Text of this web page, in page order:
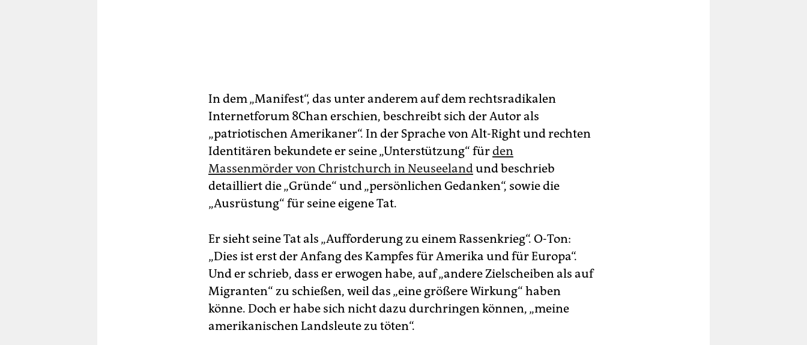
In dem „Manifest“, das unter anderem auf dem rechtsradikalen
Internetforum 8Chan erschien, beschreibt sich der Autor als
„patriotischen Amerikaner“. In der Sprache von Alt-Right und rechten
Identitären bekundete er seine „Unterstützung“ fürden
Massenmörder von Christchurch in Neuseelandund beschrieb
detailliert die „Gründe“ und „persönlichen Gedanken“, sowie die
„Ausrüstung“ für seine eigene Tat.
Er sieht seine Tat als „Aufforderung zu einem Rassenkrieg“. O-Ton:
„Dies ist erst der Anfang des Kampfes für Amerika und für Europa“.
Und er schrieb, dass er erwogen habe, auf „andere Zielscheiben als auf
Migranten“ zu schießen, weil das „eine größere Wirkung“ haben
könne. Doch er habe sich nicht dazu durchringen können, „meine
amerikanischen Landsleute zu töten“.